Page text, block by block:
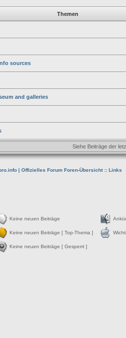
Themen
sources
and galleries
Siehe Beiträge der
| Offizielles Forum Foren-Übersicht:: Links
Keine neuen Beiträge
Keine neuen Beiträge [ Top-Thema ]
Keine neuen Beiträge [ Gesperrt ]